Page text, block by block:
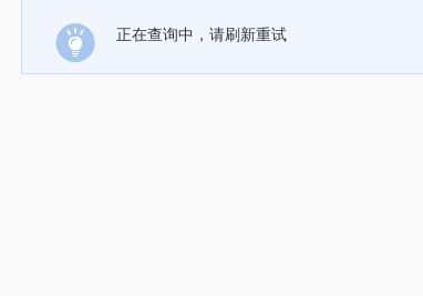
正在查询中，请刷新重试